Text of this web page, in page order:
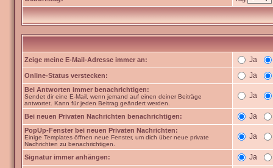
Zeige meine E-Mail-Adresse immer an: Ja
Online-Status verstecken: Ja
Bei Antworten immer benachrichtigen:
Sendet dir eine E-Mail, wenn jemand auf einen deiner Beiträge
antwortet. Kann für jeden Beitrag geändert werden.
Ja
Bei neuen Privaten Nachrichten benachrichtigen: Ja
PopUp-Fenster bei neuen Privaten Nachrichten:
Einige Templates öffnen neue Fenster, um dich über neue private
Nachrichten zu benachrichtigen.
Ja
Signatur immer anhängen: Ja